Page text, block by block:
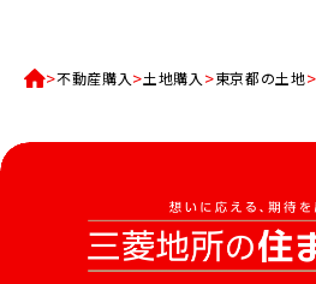
不動産購入 土地購入 東京都の土地